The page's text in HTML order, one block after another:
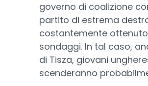
governo di coalizione
partito di estrema
costantemente ottenuto
sondaggi. In tal caso,
di Tisza, giovani
scenderanno